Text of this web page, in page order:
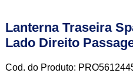
Lanterna Traseira
Lado Direito
Cod. do Produto: